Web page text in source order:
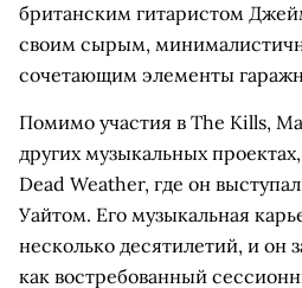
британским гитаристом
своим сырым,
сочетающим элементы
Помимо участия в The Kills,
других музыкальных
Dead Weather, где он
Уайтом. Его музыкальная
несколько десятилетий, и он
как востребованный